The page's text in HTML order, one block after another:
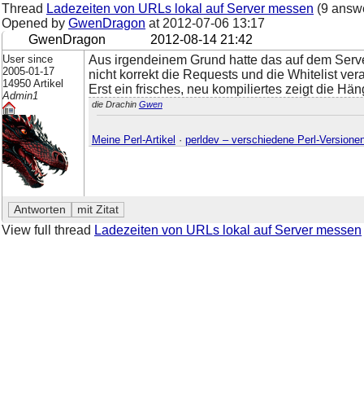
Thread Ladezeiten von URLs lokal auf Server messen (9
Opened by GwenDragon at 2012-07-06 13:17
GwenDragon
2012-08-14 21:42
User since
2005-01-17
14950 Artikel
Admin1
Aus irgendeinem Grund hatte das auf dem
nicht korrekt die Requests und die Whitelist
Erst ein frisches, neu kompiliertes zeigt die
die Drachin Gwen
Meine Perl-Artikel · perldev – verschiedene Perl-
View full thread Ladezeiten von URLs lokal auf Server messen